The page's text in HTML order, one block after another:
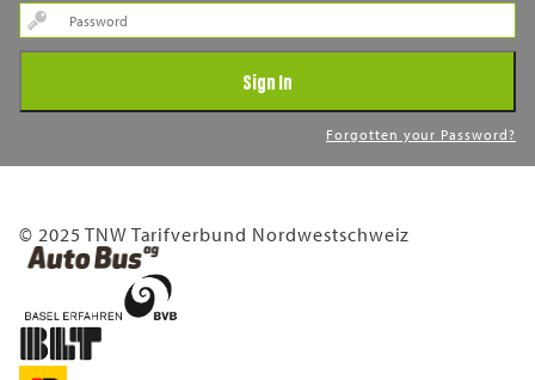
Password
Sign In
Forgotten your Password?
© 2025 TNW Tarifverbund Nordwestschweiz